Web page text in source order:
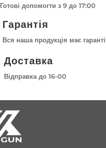
Готові допомогти з 9 до 17:00
Гарантія
Вся наша продукція має
Доставка
Відправка до 16-00